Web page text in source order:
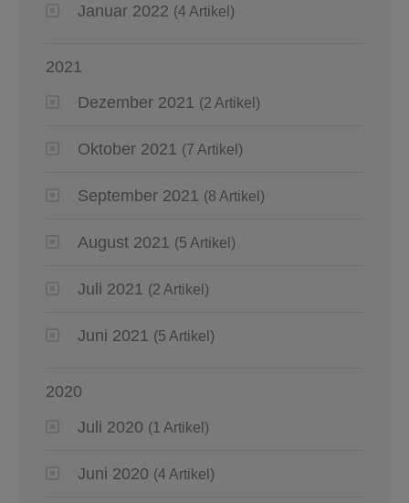
Januar 2022 (4 Artikel)
2021
Dezember 2021 (2 Artikel)
Oktober 2021 (7 Artikel)
September 2021 (8 Artikel)
August 2021 (5 Artikel)
Juli 2021 (2 Artikel)
Juni 2021 (5 Artikel)
2020
Juli 2020 (1 Artikel)
Juni 2020 (4 Artikel)